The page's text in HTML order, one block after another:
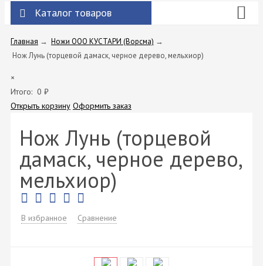
Каталог товаров
Главная → Ножи ООО КУСТАРИ (Ворсма) →
Нож Лунь (торцевой дамаск, черное дерево, мельхиор)
×
Итого: 0 ₽
Открыть корзину Оформить заказ
Нож Лунь (торцевой
дамаск, черное дерево,
мельхиор)
В избранное Сравнение